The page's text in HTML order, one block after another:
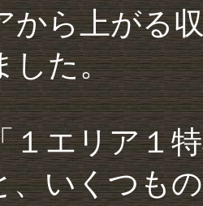
から上がる
した。
１エリア１
、いくつも